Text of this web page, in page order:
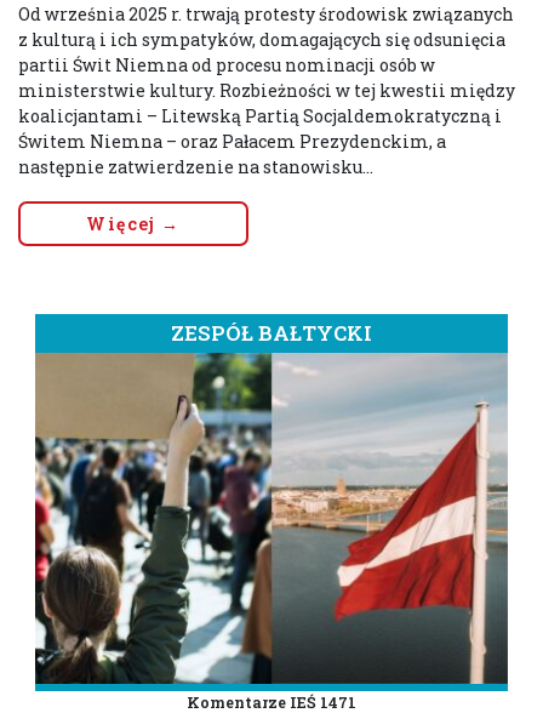
Od września 2025 r. trwają protesty środowisk związanych
z kulturą i ich sympatyków, domagających się odsunięcia
partii Świt Niemna od procesu nominacji osób w
ministerstwie kultury. Rozbieżności w tej kwestii między
koalicjantami – Litewską Partią Socjaldemokratyczną i
Świtem Niemna – oraz Pałacem Prezydenckim, a
następnie zatwierdzenie na stanowisku...
Więcej →
ZESPÓŁ BAŁTYCKI
Komentarze IEŚ 1471